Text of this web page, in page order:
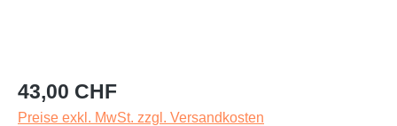
Regulärer Preis:
43,00 CHF
Preise exkl. MwSt. zzgl. Versandkosten